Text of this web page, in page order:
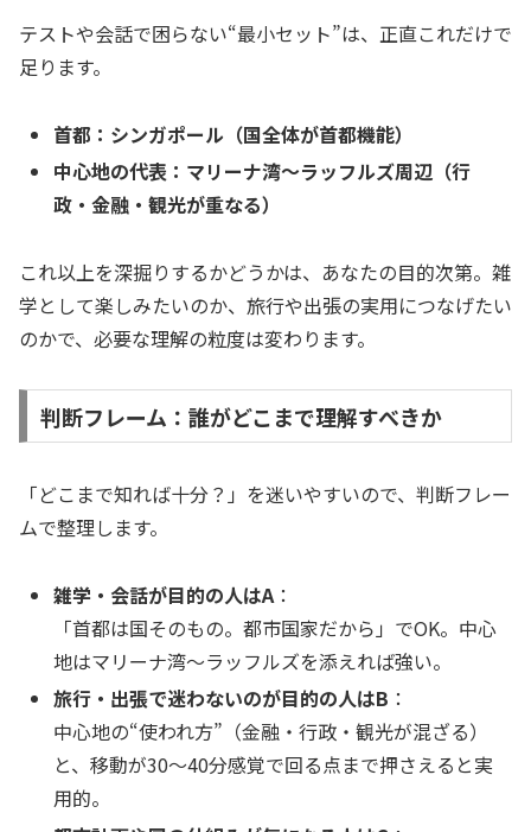
テストや会話で困らない“最小セット”は、正直これだけで
足ります。
首都：シンガポール（国全体が首都機能）
中心地の代表：マリーナ湾〜ラッフルズ周辺（行
政・金融・観光が重なる）
これ以上を深掘りするかどうかは、あなたの目的次第。雑
学として楽しみたいのか、旅行や出張の実用につなげたい
のかで、必要な理解の粒度は変わります。
判断フレーム：誰がどこまで理解すべきか
「どこまで知れば十分？」を迷いやすいので、判断フレー
ムで整理します。
雑学・会話が目的の人はA：
「首都は国そのもの。都市国家だから」でOK。中心
地はマリーナ湾〜ラッフルズを添えれば強い。
旅行・出張で迷わないのが目的の人はB ：
中心地の“使われ方”（金融・行政・観光が混ざる）
と、移動が30〜40分感覚で回る点まで押さえると実
用的。